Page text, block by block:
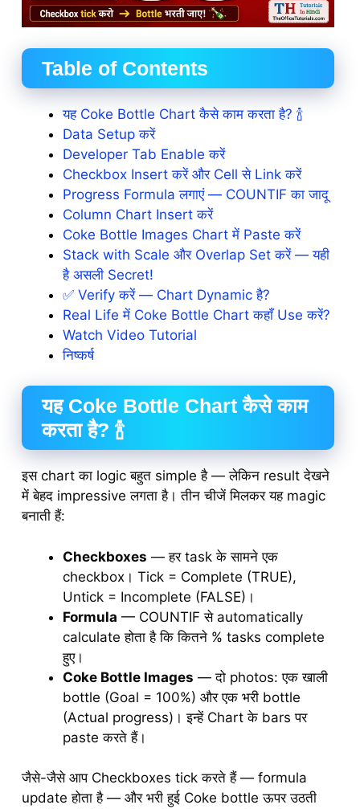
Table of Contents
यह Coke Bottle Chart कैसे काम करता है? 🍾
Data Setup करें
Developer Tab Enable करें
Checkbox Insert करें और Cell से Link करें
Progress Formula लगाएं — COUNTIF का जादू
Column Chart Insert करें
Coke Bottle Images Chart में Paste करें
Stack with Scale और Overlap Set करें — यही
है असली Secret!
✅ Verify करें — Chart Dynamic है?
Real Life में Coke Bottle Chart कहाँ Use करें?
Watch Video Tutorial
निष्कर्ष
यह Coke Bottle Chart कैसे काम
करता है? 🍾
इस chart का logic बहुत simple है — लेकिन result देखने
में बेहद impressive लगता है। तीन चीजें मिलकर यह magic
बनाती हैं:
Checkboxes — हर task के सामने एक
checkbox। Tick = Complete (TRUE),
Untick = Incomplete (FALSE)।
Formula — COUNTIF से automatically
calculate होता है कि कितने % tasks complete
हुए।
Coke Bottle Images — दो photos: एक खाली
bottle (Goal = 100%) और एक भरी bottle
(Actual progress)। इन्हें Chart के bars पर
paste करते हैं।
जैसे-जैसे आप Checkboxes tick करते हैं — formula
update होता है — और भरी हुई Coke bottle ऊपर उठती